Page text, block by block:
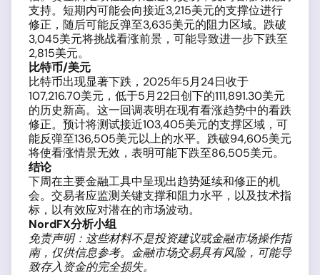
支持。短期内可能会向接近3,215美元的支撑位进行
修正，随后可能反弹至3,635美元的阻力区域。跌破
3,045美元将挑战看涨前景，可能导致进一步下跌至
2,815美元。
比特币/美元
比特币出现显著下跌，2025年5月24日收于
107,216.70美元，低于5月22日创下的111,891.30美元
的历史新高。这一回调表明在现有看涨趋势中的看跌
修正。预计将测试接近103,405美元的支撑区域，可
能反弹至136,505美元以上的水平。跌破94,605美元
将使看涨情景无效，表明可能下跌至86,505美元。
结论
下周在主要金融工具中呈现出趋势延续和修正的机
会。交易者应监测关键支撑和阻力水平，以及技术指
标，以有效应对潜在的市场波动。
NordFX分析小组
免责声明：这些材料不是投资建议或金融市场操作指
南，仅供信息参考。金融市场交易具有风险，可能导
致存入资金的完全损失。